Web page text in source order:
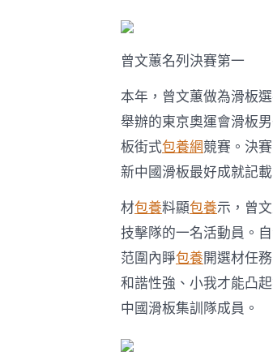
曾文蕙名列決賽第一
本年，曾文蕙做為滑板
舉辦的東京奧運會滑板
板街式包養網競賽。決賽
新中國滑板最好成就記載
材包養料顯包養示，曾
技擊隊的一名活動員。
范圍內睜包養開選材任
和諧性強、小我才能凸
中國滑板集訓隊成員。